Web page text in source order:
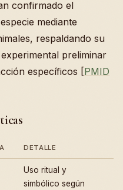
confirmado el
mediante
respaldando su
preliminar
específicos [PMID
DETALLE
Uso ritual y
simbólico según